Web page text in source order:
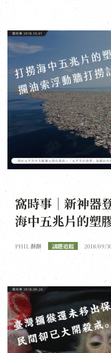
窩時事｜新神器
海中五兆片的塑
PHIL 酥酥 議題追蹤 2018/09/